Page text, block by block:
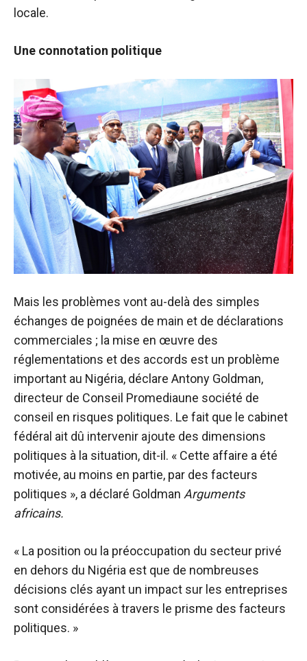
locale.
Une connotation politique
Mais les problèmes vont au-delà des simples
échanges de poignées de main et de déclarations
commerciales ; la mise en œuvre des
réglementations et des accords est un problème
important au Nigéria, déclare Antony Goldman,
directeur de Conseil Promediaune société de
conseil en risques politiques. Le fait que le cabinet
fédéral ait dû intervenir ajoute des dimensions
politiques à la situation, dit-il. « Cette affaire a été
motivée, au moins en partie, par des facteurs
politiques », a déclaré Goldman Arguments
africains.
« La position ou la préoccupation du secteur privé
en dehors du Nigéria est que de nombreuses
décisions clés ayant un impact sur les entreprises
sont considérées à travers le prisme des facteurs
politiques. »